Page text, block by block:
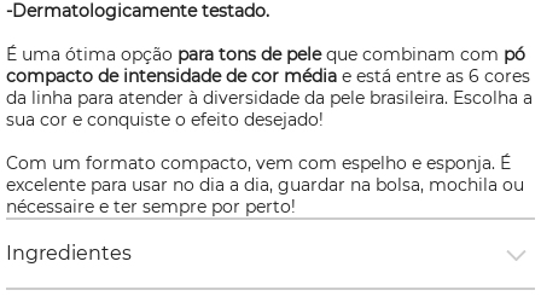
-Dermatologicamente testado.
É uma ótima opção para tons de peleque combinam com pó
compacto de intensidade de cor média e está entre as 6 cores
da linha para atender à diversidade da pele brasileira. Escolha a
sua cor e conquiste o efeito desejado!
Com um formato compacto, vem com espelho e esponja. É
excelente para usar no dia a dia, guardar na bolsa, mochila ou
nécessaire e ter sempre por perto!
Ingredientes